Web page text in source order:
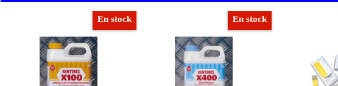
En stock En stock